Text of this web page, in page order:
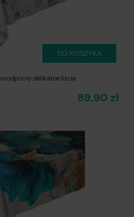
delikatne liście
89,90 zł
DO KOSZYKA